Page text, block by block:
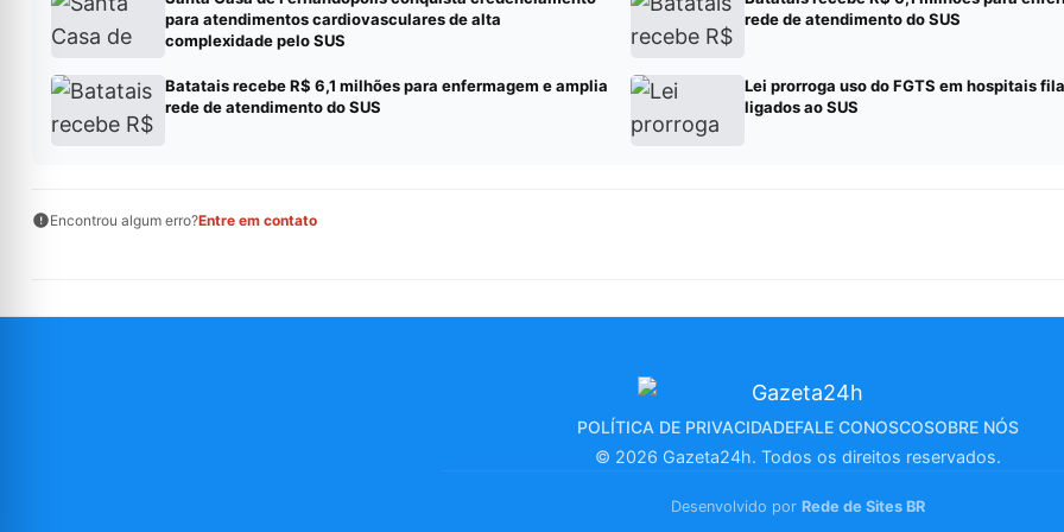
para atendimentos cardiovasculares de alta
complexidade pelo SUS
rede de atendimento do SUS
Batatais recebe R$ 6,1 milhões para enfermagem e amplia
rede de atendimento do SUS
Lei prorroga uso do FGTS em hospitais
ligados ao SUS
Encontrou algum erro?Entre em contato
POLÍTICA DE PRIVACIDADEFALE CONOSCOSOBRE NÓS
© 2026 Gazeta24h. Todos os direitos reservados.
Desenvolvido por Rede de Sites BR